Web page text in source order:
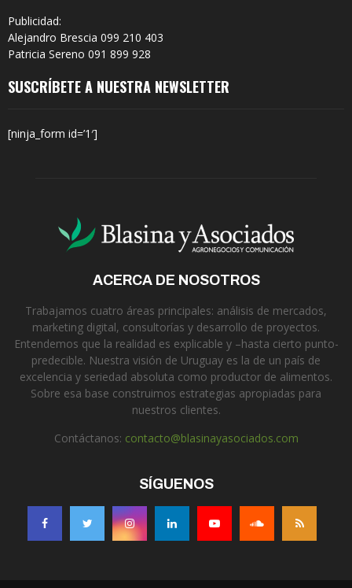
Publicidad:
Alejandro Brescia 099 210 403
Patricia Sereno 091 899 928
SUSCRÍBETE A NUESTRA NEWSLETTER
[ninja_form id=’1′]
ACERCA DE NOSOTROS
Trabajamos cuatro áreas principales: análisis de mercados,
marketing digital, consultorías y desarrollo de proyectos.
Entendemos que la realidad es explicable y –hasta cierto punto-
predecible. Nuestra visión de Uruguay es la de un país de
excelencia y seriedad absoluta como productor de alimentos.
Sobre esa base construimos estrategias apropiadas para
nuestros clientes.
Contáctanos: contacto@blasinayasociados.com
SÍGUENOS